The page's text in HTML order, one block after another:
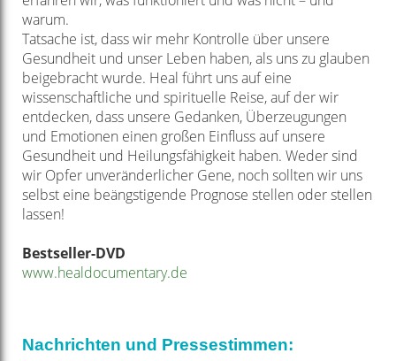
warum.
Tatsache ist, dass wir mehr Kontrolle über unsere
Gesundheit und unser Leben haben, als uns zu glauben
beigebracht wurde. Heal führt uns auf eine
wissenschaftliche und spirituelle Reise, auf der wir
entdecken, dass unsere Gedanken, Überzeugungen
und Emotionen einen großen Einfluss auf unsere
Gesundheit und Heilungsfähigkeit haben. Weder sind
wir Opfer unveränderlicher Gene, noch sollten wir uns
selbst eine beängstigende Prognose stellen oderstellen
lassen!
Bestseller-DVD
www.healdocumentary.de
Nachrichten und Pressestimmen: